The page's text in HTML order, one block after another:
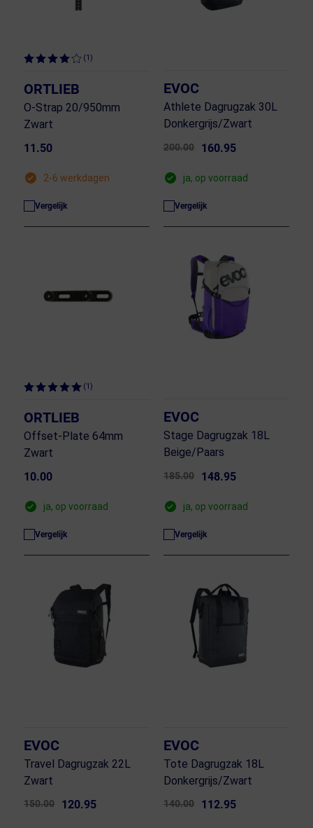
(1)
ORTLIEB
O-Strap 20/950mm
Zwart
11.50
2-6 werkdagen
Vergelijk
EVOC
Athlete Dagrugzak 30L
Donkergrijs/Zwart
200.00 160.95
ja, op voorraad
Vergelijk
(1)
ORTLIEB
Offset-Plate 64mm
Zwart
10.00
ja, op voorraad
Vergelijk
EVOC
Stage Dagrugzak 18L
Beige/Paars
185.00 148.95
ja, op voorraad
Vergelijk
EVOC
Travel Dagrugzak 22L
Zwart
150.00 120.95
EVOC
Tote Dagrugzak 18L
Donkergrijs/Zwart
140.00 112.95